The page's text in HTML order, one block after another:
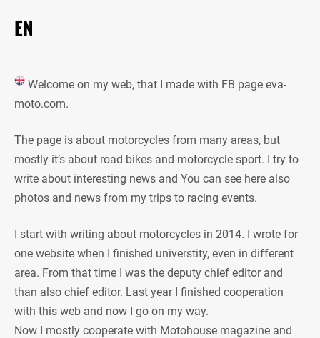
EN
Welcome on my web, that I made with FB page eva-
moto.com.
The page is about motorcycles from many areas, but
mostly it’s about road bikes and motorcycle sport. I try to
write about interesting news and You can see here also
photos and news from my trips to racing events.
I start with writing about motorcycles in 2014. I wrote for
one website when I finished universtity, even in different
area. From that time I was the deputy chief editor and
than also chief editor. Last year I finished cooperation
with this web and now I go on my way.
Now I mostly cooperate with Motohouse magazine and